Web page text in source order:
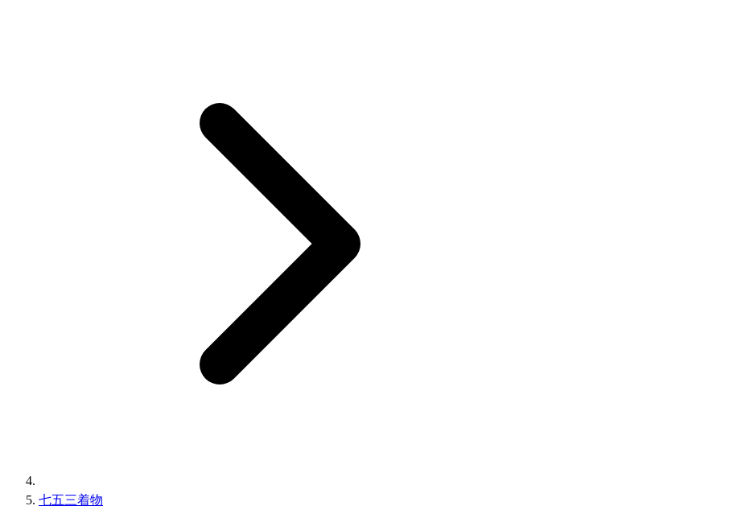
七五三着物